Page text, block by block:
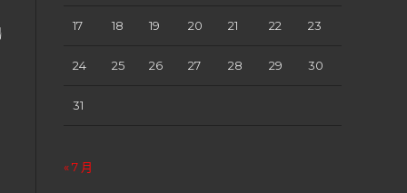
17 18 19 20 21 22 23
24 25 26 27 28 29 30
31
« 7 月